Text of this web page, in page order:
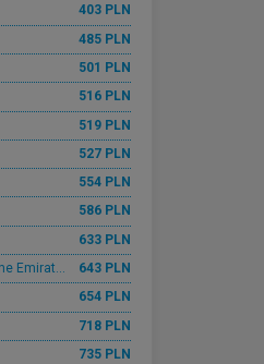
403 PLN
485 PLN
501 PLN
516 PLN
519 PLN
527 PLN
554 PLN
586 PLN
633 PLN
Zjednoczone Emiraty Arabskie
643 PLN
654 PLN
718 PLN
735 PLN